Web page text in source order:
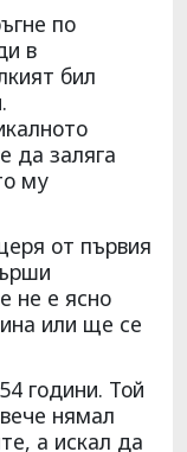
по
в
бил
да заляга
му
от първия
не е ясно
или ще се
години. Той
нямал
а искал да